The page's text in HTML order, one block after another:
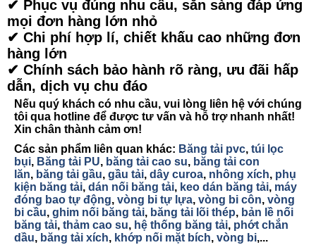
✔ Phục vụ đúng nhu cầu, sẵn sàng đáp ứng
mọi đơn hàng lớn nhỏ
✔ Chi phí hợp lí, chiết khấu cao những đơn
hàng lớn
✔ Chính sách bảo hành rõ ràng, ưu đãi hấp
dẫn, dịch vụ chu đáo
Nếu quý khách có nhu cầu, vui lòng liên hệ với chúng
tôi qua hotline để được tư vấn và hỗ trợ nhanh nhất!
Xin chân thành cảm ơn!
Các sản phẩm liên quan khác: Băng tải pvc, túi lọc
bụi, Băng tải PU, băng tải cao su, băng tải con
lăn, băng tải gầu, gầu tải, dây curoa, nhông xích, phụ
kiện băng tải, dán nối băng tải, keo dán băng tải, máy
đóng bao tự động, vòng bi tự lựa, vòng bi côn, vòng
bi cầu, ghim nối băng tải, băng tải lõi thép, bản lề nối
băng tải, thảm cao su, hệ thống băng tải, phớt chắn
dầu, băng tải xích, khớp nối mặt bích, vòng bi,...